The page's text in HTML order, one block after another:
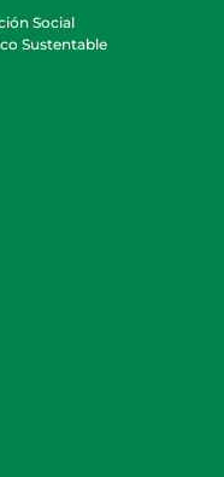
Social
Sustentable